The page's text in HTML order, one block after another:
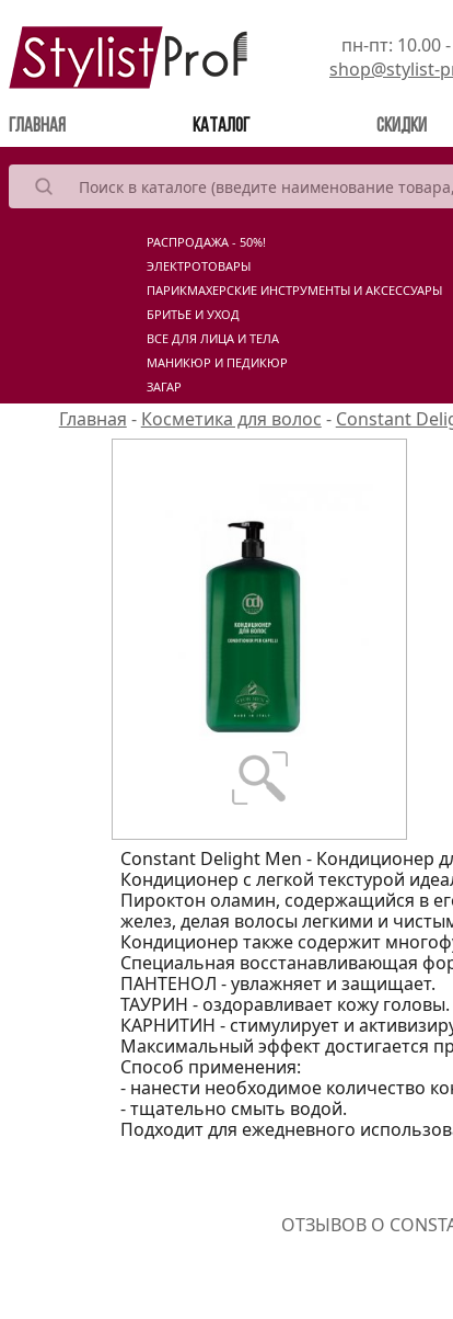
пн-пт: 10.00
shop@stylist-
Главная Каталог Скидки
РАСПРОДАЖА - 50%!
ЭЛЕКТРОТОВАРЫ
ПАРИКМАХЕРСКИЕ ИНСТРУМЕНТЫ И АКСЕССУАРЫ
БРИТЬЕ И УХОД
ВСЕ ДЛЯ ЛИЦА И ТЕЛА
МАНИКЮР И ПЕДИКЮР
ЗАГАР
Главная - Косметика для волос - Constant
Constant Delight Men - Кондиционер
Кондиционер с легкой текстурой
Пироктон оламин, содержащийся в
желез, делая волосы легкими и
Кондиционер также содержит
Специальная восстанавливающая
ПАНТЕНОЛ - увлажняет и защищает.
ТАУРИН - оздоравливает кожу головы.
КАРНИТИН - стимулирует и
Максимальный эффект достигается
Способ применения:
- нанести необходимое количество
- тщательно смыть водой.
Подходит для ежедневного
ОТЗЫВОВ О